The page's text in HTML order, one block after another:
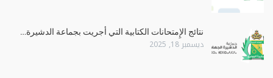
نتائج الإِمتحانات الكتابية التي أجريت بجماعة الدشيرة…
ديسمبر 18, 2025